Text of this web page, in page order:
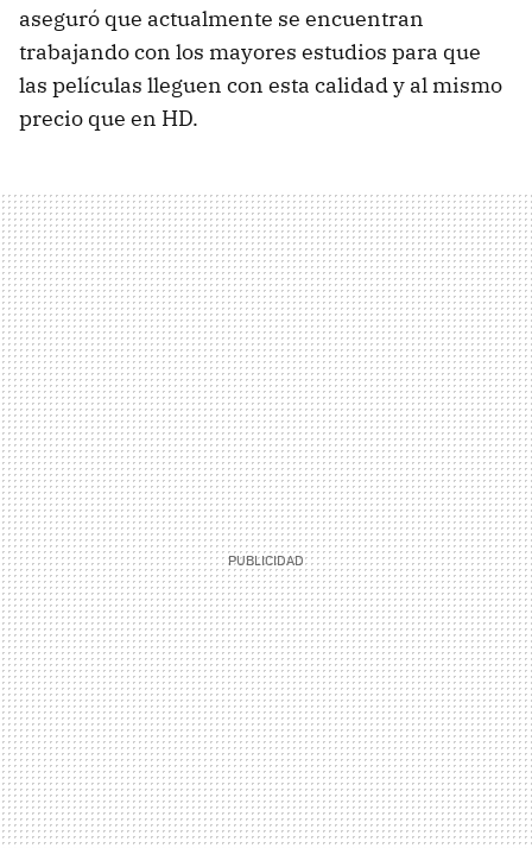
aseguró que actualmente se encuentran
trabajando con los mayores estudios para que
las películas lleguen con esta calidad y al mismo
precio que en HD.